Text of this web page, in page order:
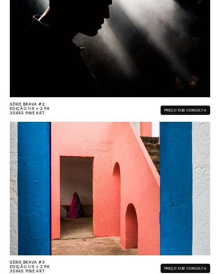
SÉRIE BRAVA #2
EDIÇÃO 1/5 + 2 PA
30X45 FINE ART
PREÇO SOB CONSULTA
SÉRIE BRAVA #3
EDIÇÃO 1/5 + 2 PA
30X45 FINE ART
PREÇO SOB CONSULTA